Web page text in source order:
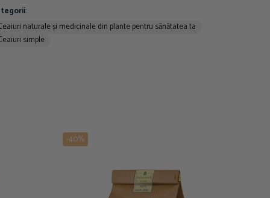
:
naturale și medicinale din plante pentru sănătatea ta
simple
-40%